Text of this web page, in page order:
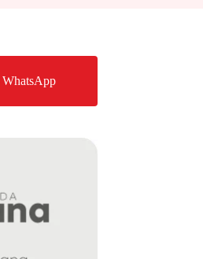
WhatsApp